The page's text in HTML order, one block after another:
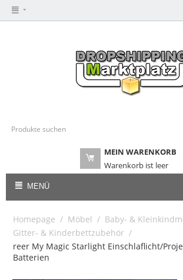
MEIN WARENKORB
Warenkorb ist leer
MENÜ
Homepage / Möbel / Baby- &
Gitter- & Kinderbettzubehör /
reer My Magic Starlight Einschlaflicht/
Batterien